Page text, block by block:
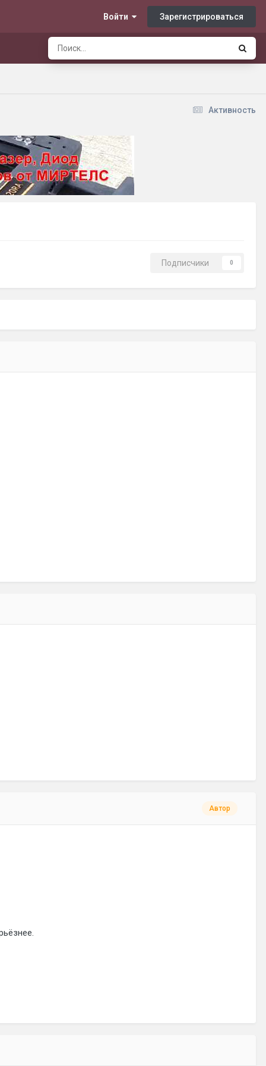
Войти Зарегистрироваться
Активность
Подписчики 0
Автор